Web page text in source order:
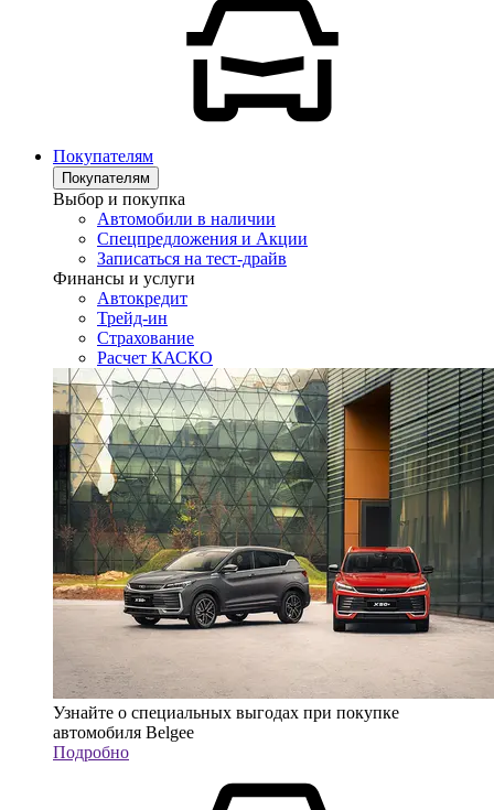
Покупателям
Покупателям
Выбор и покупка
Автомобили в наличии
Спецпредложения и Акции
Записаться на тест-драйв
Финансы и услуги
Автокредит
Трейд-ин
Страхование
Расчет КАСКО
Узнайте о специальных выгодах при покупке
автомобиля Belgee
Подробно